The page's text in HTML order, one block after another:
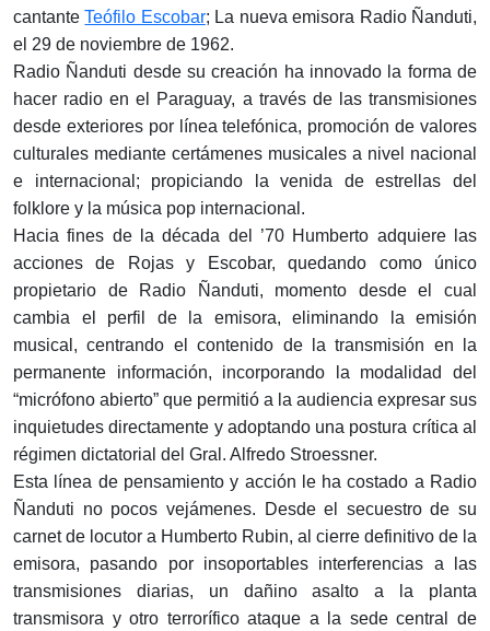
cantanteTeófilo Escobar; La nueva emisora Radio Ñanduti,
el 29 de noviembre de 1962.
Radio Ñanduti desde su creación ha innovado la forma de
hacer radio en el Paraguay, a través de las transmisiones
desde exteriores por línea telefónica, promoción de valores
culturales mediante certámenes musicales a nivel nacional
e internacional; propiciando la venida de estrellas del
folklore y la música pop internacional.
Hacia fines de la década del ’70 Humberto adquiere las
acciones de Rojas y Escobar, quedando como único
propietario de Radio Ñanduti, momento desde el cual
cambia el perfil de la emisora, eliminando la emisión
musical, centrando el contenido de la transmisión en la
permanente información, incorporando la modalidad del
“micrófono abierto” que permitió a la audiencia expresar sus
inquietudes directamente y adoptando una postura crítica al
régimen dictatorial del Gral. Alfredo Stroessner.
Esta línea de pensamiento y acción le ha costado a Radio
Ñanduti no pocos vejámenes. Desde el secuestro de su
carnet de locutor a Humberto Rubin, al cierre definitivo de la
emisora, pasando por insoportables interferencias a las
transmisiones diarias, un dañino asalto a la planta
transmisora y otro terrorífico ataque a la sede central de